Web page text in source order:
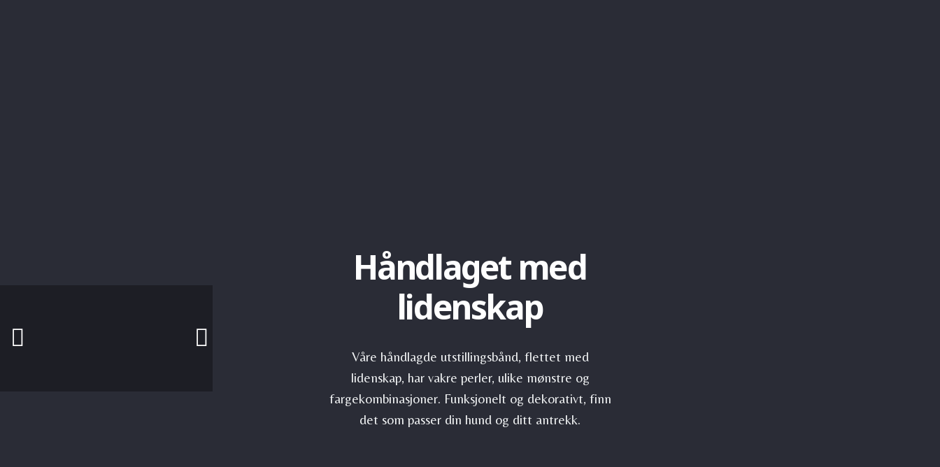
Håndlaget med
lidenskap
Våre håndlagde utstillingsbånd, flettet med
lidenskap, har vakre perler, ulike mønstre og
fargekombinasjoner. Funksjonelt og dekorativt, finn
det som passer din hund og ditt antrekk.